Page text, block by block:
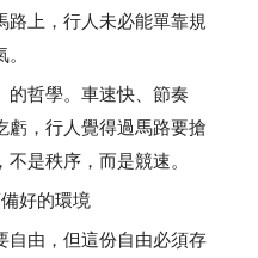
路上，行人未必能單靠規
哲學。車速快、節奏
虧，行人覺得過馬路要搶
是秩序，而是競速。
好的環境
由，但這份自由必須存